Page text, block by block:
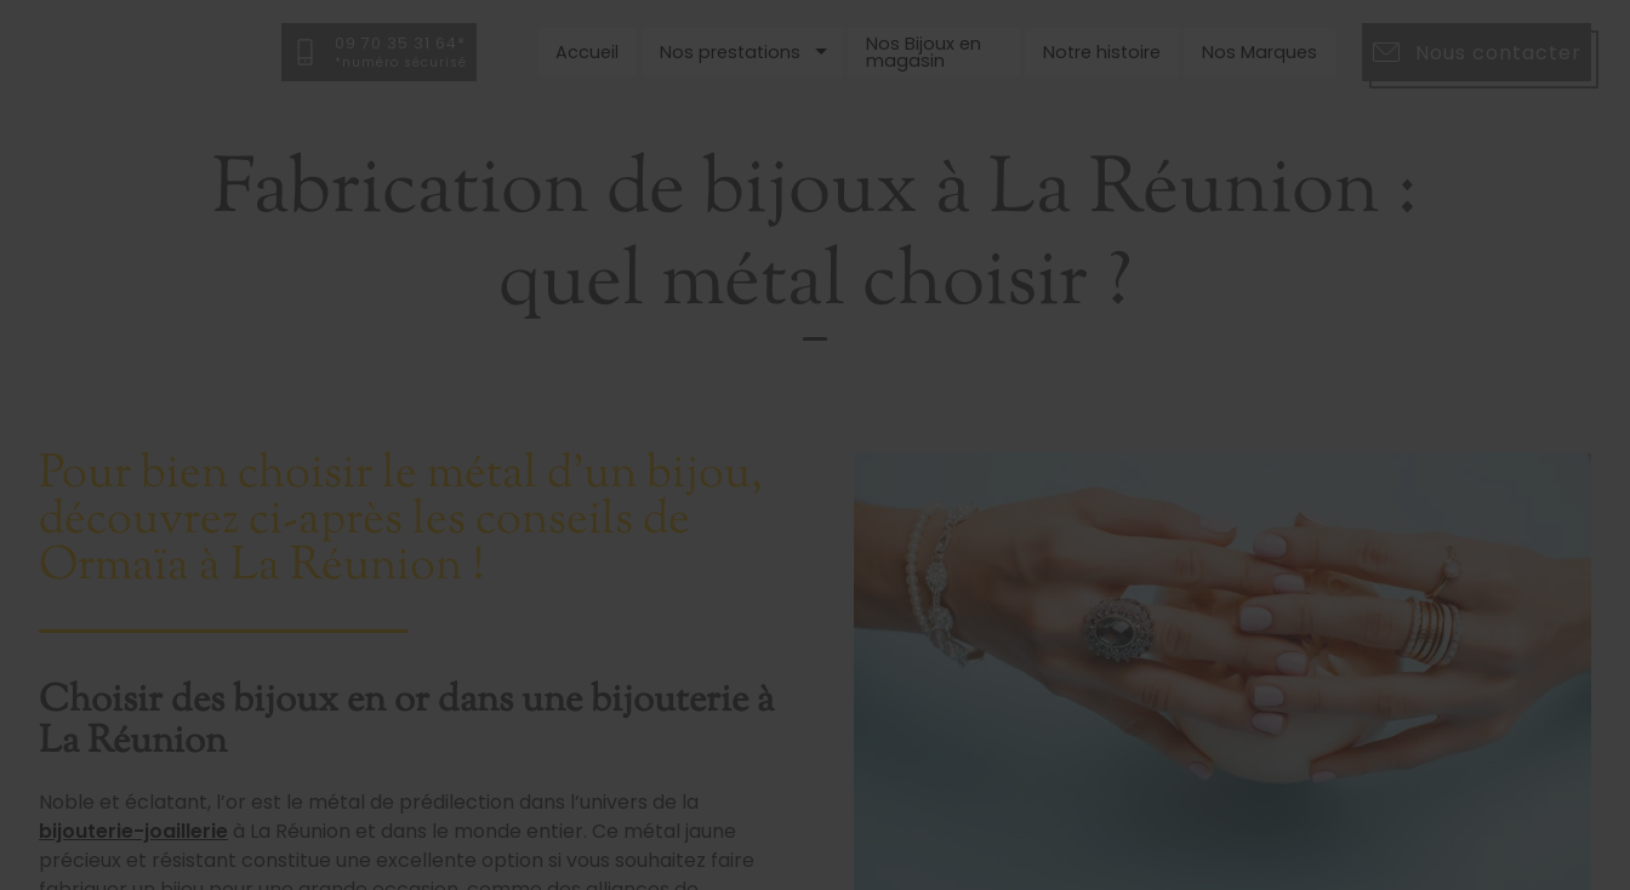
Accueil Nos prestations Nos Bijoux en
magasin Notre histoire Nos Marques
Fabrication de bijoux à La Réunion :
quel métal choisir ?
Pour bien choisir le métal d’un bijou,
découvrez ci-après les conseils de
Ormaïa à La Réunion !
Choisir des bijoux en or dans une bijouterie à
La Réunion
Noble et éclatant, l’or est le métal de prédilection dans l’univers de la
bijouterie-joaillerie à La Réunion et dans le monde entier. Ce métal jaune
précieux et résistant constitue une excellente option si vous souhaitez faire